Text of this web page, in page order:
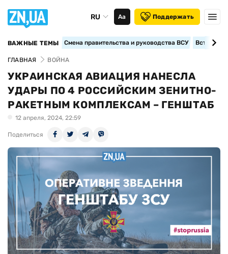
RU Аа Поддержать
ВАЖНЫЕ ТЕМЫ Смена правительства и руководства ВСУ
ГЛАВНАЯ ВОЙНА
УКРАИНСКАЯ АВИАЦИЯ НАНЕСЛА
УДАРЫ ПО 4 РОССИЙСКИМ ЗЕНИТНО-
РАКЕТНЫМ КОМПЛЕКСАМ – ГЕНШТАБ
12 апреля, 2024, 22:59
Поделиться